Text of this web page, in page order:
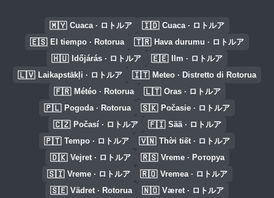
🇲🇾 Cuaca · ロトルア 🇮🇩 Cuaca · ロトルア
🇪🇸 El tiempo · Rotorua 🇹🇷 Hava durumu · ロトルア
🇭🇺 Időjárás · ロトルア 🇪🇪 Ilm · ロトルア
🇱🇻 Laikapstākļi · ロトルア 🇮🇹 Meteo · Distretto di Rotorua
🇫🇷 Météo · Rotorua 🇱🇹 Oras · ロトルア
🇵🇱 Pogoda · Rotorua 🇸🇰 Počasie · ロトルア
🇨🇿 Počasí · ロトルア 🇫🇮 Sää · ロトルア
🇵🇹 Tempo · ロトルア 🇻🇳 Thời tiết · ロトルア
🇩🇰 Vejret · ロトルア 🇷🇸 Vreme · Роторуа
🇸🇮 Vreme · ロトルア 🇷🇴 Vremea · ロトルア
🇸🇪 Vädret · Rotorua 🇳🇴 Været · ロトルア